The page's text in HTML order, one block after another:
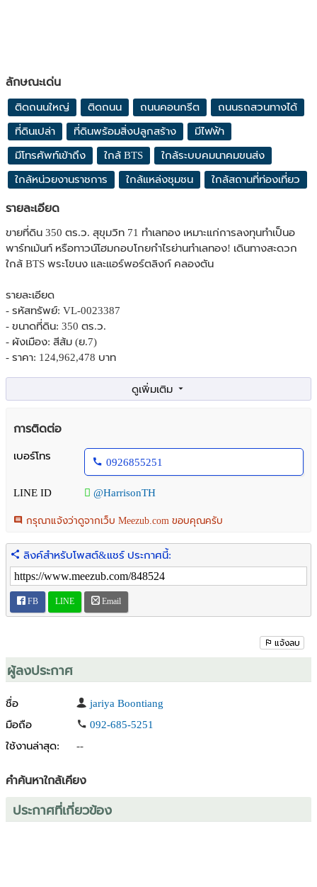
ลักษณะเด่น
ติดถนนใหญ่ ติดถนน ถนนคอนกรีต ถนนรถสวนทางได้
ที่ดินเปล่า ที่ดินพร้อมสิ่งปลูกสร้าง มีไฟฟ้า
มีโทรศัพท์เข้าถึง ใกล้ BTS ใกล้ระบบคมนาคมขนส่ง
ใกล้หน่วยงานราชการ ใกล้แหล่งชุมชน ใกล้สถานที่ท่องเที่ยว
รายละเอียด
ขายที่ดิน 350 ตร.ว. สุขุมวิท 71 ทำเลทอง เหมาะแก่การลงทุนทำเป็นอ
พาร์ทเม้นท์ หรือทาวน์โฮมกอบโกยกำไรย่านทำเลทอง! เดินทางสะดวก
ใกล้ BTS พระโขนง และแอร์พอร์ตลิงก์ คลองตัน
รายละเอียด
- รหัสทรัพย์: VL-0023387
- ขนาดที่ดิน: 350 ตร.ว.
- ผังเมือง: สีส้ม (ย.7)
- ราคา: 124,962,478 บาท
**เหมาะสำหรับทำเป็นที่อพาร์ทเม้น ทาวน์โฮมหรือสำนักงาน*
- ใกล้ BTS พระโขนง
- ใกล้ Airport Rail Link คลองตัน
- ใกล้ โรงพยาบาลปิยะเวช
- ใกล้ มหาวิทยาลัยศรีนครินทรวิโรฒ ประสานมิตร
- ใกล้ Emporium
- ใกล้ โรงเรียนนานาชาติแอนดรูว์ กรุงเทพฯ
สนใจนัดชมสถานที่หรือสอบถามรายละเอียดเพิ่มเติม
Tel : 083-543-9779 (คุณธัชพล) 092-685-5251 (คุณจริยา)
LINE ID : @HarrisonTH
VL-0023387 ***เพื่อความรวดเร็วในการสอบถามข้อมูลโปรดแจ้งรหัส
การติดต่อ
เบอร์โทร
0926855251
LINE ID @HarrisonTH
กรุณาแจ้งว่าดูจากเว็บ Meezub.com ขอบคุณครับ
ลิงค์สำหรับโพสต์&แชร์ ประกาศนี้:
FB LINE Email
แจ้งลบ
ผู้ลงประกาศ
ชื่อ
jariya Boontiang
มือถือ
092-685-5251
ใช้งานล่าสุด:
--
คำค้นหาใกล้เคียง
ประกาศที่เกี่ยวข้อง